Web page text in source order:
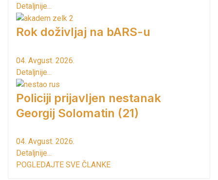
Detaljnije...
Rok doživljaj na bARS-u
04. Avgust. 2026.
Detaljnije...
Policiji prijavljen nestanak
Georgij Solomatin (21)
04. Avgust. 2026.
Detaljnije...
POGLEDAJTE SVE ČLANKE